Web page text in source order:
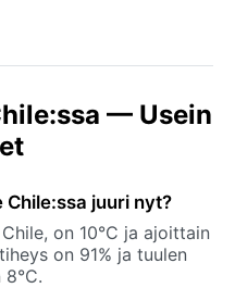
— Usein
Chile:ssa juuri nyt?
on 10°C ja ajoittain
on 91% ja tuulen